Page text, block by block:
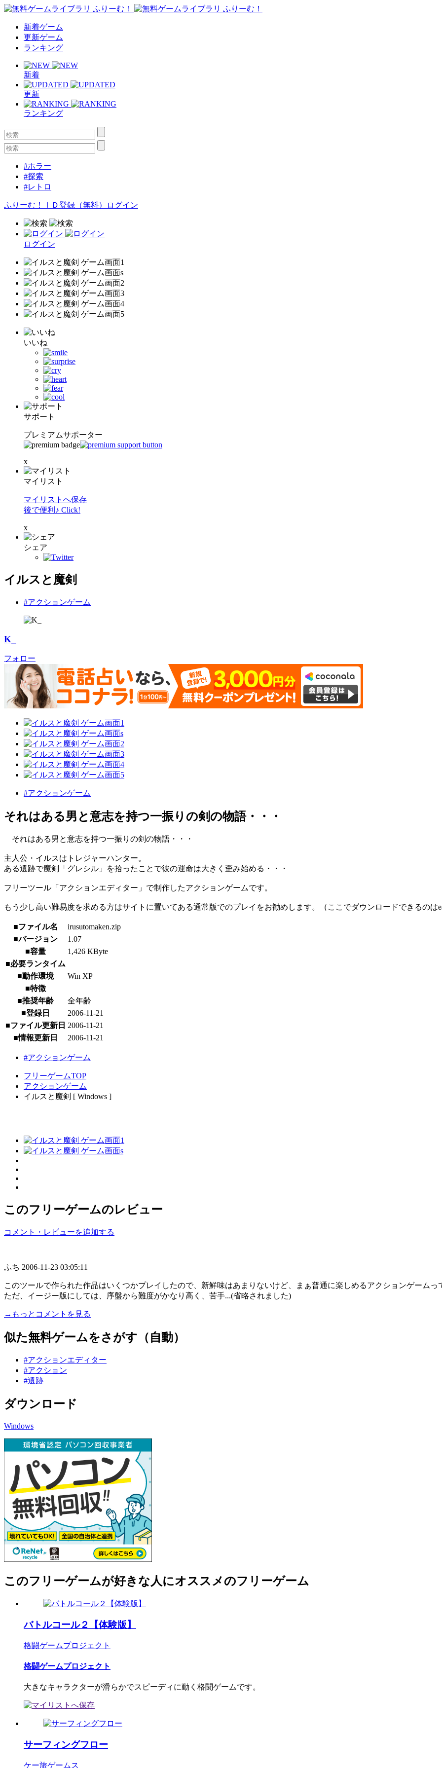
新着ゲーム
更新ゲーム
ランキング
新着
更新
ランキング
#ホラー
#探索
#レトロ
ふりーむ！ＩＤ登録（無料） ログイン
ログイン
いいね
サポート
プレミアムサポーター
x
マイリスト
マイリストへ保存
後で便利♪ Click!
x
シェア
イルスと魔剣
#アクションゲーム
K_
フォロー
#アクションゲーム
それはある男と意志を持つ一振りの剣の物語・・・
それはある男と意志を持つ一振りの剣の物語・・・
主人公・イルスはトレジャーハンター。
ある遺跡で魔剣「グレシル」を拾ったことで彼の運命は大きく歪み始める・・・
フリーツール「アクションエディター」で制作したアクションゲームです。
もう少し高い難易度を求める方はサイトに置いてある通常版でのプレイをお勧めします。（ここでダウンロードできるのは
■ファイル名
irusutomaken.zip
■バージョン
1.07
■容量
1,426 KByte
■必要ランタイム
■動作環境
Win XP
■特徴
■推奨年齢
全年齢
■登録日
2006-11-21
■ファイル更新日 2006-11-21
■情報更新日
2006-11-21
#アクションゲーム
フリーゲームTOP
アクションゲーム
イルスと魔剣 [ Windows ]
このフリーゲームのレビュー
コメント・レビューを追加する
ふち 2006-11-23 03:05:11
このツールで作られた作品はいくつかプレイしたので、新鮮味はあまりないけど、まぁ普通に楽しめるアクションゲームっ
ただ、イージー版にしては、序盤から難度がかなり高く、苦手...(省略されました)
→もっとコメントを見る
似た無料ゲームをさがす（自動）
#アクションエディター
#アクション
#遺跡
ダウンロード
Windows
このフリーゲームが好きな人にオススメのフリーゲーム
バトルコール２【体験版】
格闘ゲームプロジェクト
格闘ゲームプロジェクト
大きなキャラクターが滑らかでスピーディに動く格闘ゲームです。
サーフィングフロー
ケー旅ゲームス